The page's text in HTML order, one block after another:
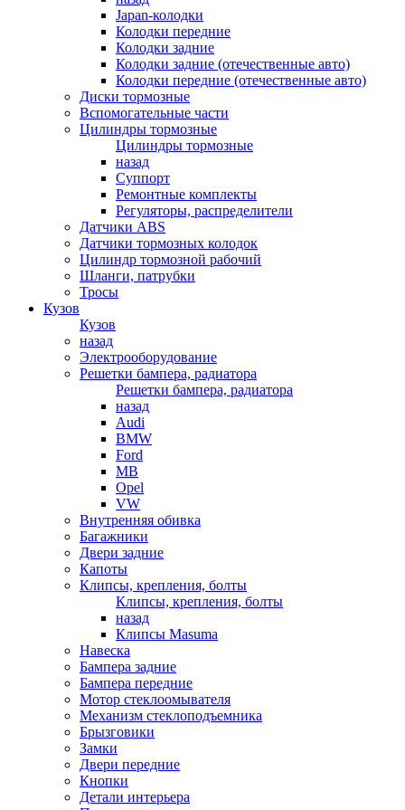
Japan-колодки
Колодки передние
Колодки задние
Колодки задние (отечественные авто)
Колодки передние (отечественные авто)
Диски тормозные
Вспомогательные части
Цилиндры тормозные
Цилиндры тормозные
назад
Суппорт
Ремонтные комплекты
Регуляторы, распределители
Датчики ABS
Датчики тормозных колодок
Цилиндр тормозной рабочий
Шланги, патрубки
Тросы
Кузов
Кузов
назад
Электрооборудование
Решетки бампера, радиатора
Решетки бампера, радиатора
назад
Audi
BMW
Ford
MB
Opel
VW
Внутренняя обивка
Багажники
Двери задние
Капоты
Клипсы, крепления, болты
Клипсы, крепления, болты
назад
Клипсы Masuma
Навеска
Бампера задние
Бампера передние
Мотор стеклоомывателя
Механизм стеклоподъемника
Брызговики
Замки
Двери передние
Кнопки
Детали интерьера